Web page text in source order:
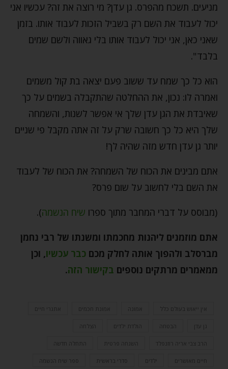
מניעים. תשכח מהפרס. גן עדן? מי רוצה את זה? עכשיו אני
יכול לעבוד את השם רק בשביל הזכות לעבוד אותו. בזמן
שאני כאן, אני יכול לעבוד אותו בלי גאווה ולשם שמים
בלבד".
הוא כל כך שמח עד ששוב פעם יצאה בת קול משמים
ואמרה לו: נכון, את ההחלטה שהתקבלה בשמים על כך
שאיבדת את הגן עדן שלך אי אפשר לשנות, והשמחה
שלך היא כל כך חשובה שרק על זה אתה מקבל פי שניים
יותר גן עדן חדש מזה שהיה לך!
אתם מבינים את הכוח של השמחה? את הכוח של לעבוד
את השם בלי לחשוב על שום פרס?
(מבוסס על דברי המחבר מתוך ספרו שיח הנשמה).
אתם מוזמנים ליהנות מחכמתו ומשנתו של רבי נחמן
מברסלב ולהפוך אותה לחלק מכם כבר עכשיו, וכן
ממאמרים מרתקים נוספים בקישור הזה.
אין ייאוש בעולם כלל אמונה אמונת חכמים אתגרי חיים
הבטחה הולדת ילדים הצלחה
הרב צבי אריה רוזנפלד השגחה פרטית התחלה חדשה
חיים מאושרים ילדים סדרי בראשית ספר שיח הנשמה